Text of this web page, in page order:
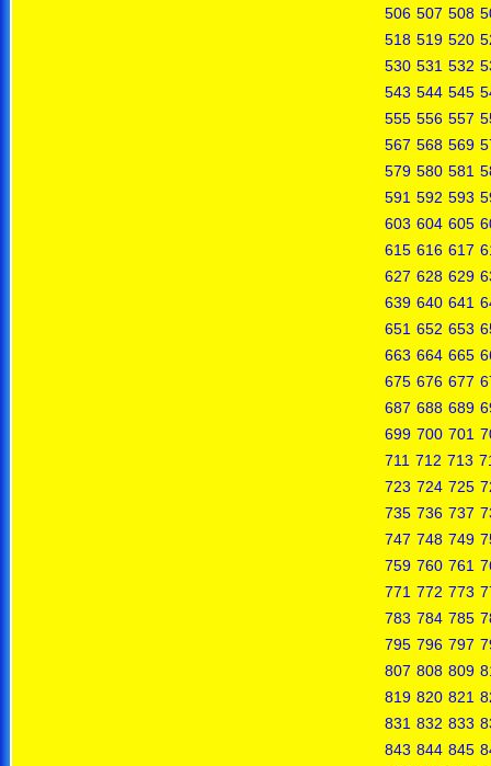
506 507 508
518 519 520
530 531 532
543 544 545
555 556 557
567 568 569
579 580 581
591 592 593
603 604 605
615 616 617
627 628 629
639 640 641
651 652 653
663 664 665
675 676 677
687 688 689
699 700 701
711 712 713
723 724 725
735 736 737
747 748 749
759 760 761
771 772 773
783 784 785
795 796 797
807 808 809
819 820 821
831 832 833
843 844 845